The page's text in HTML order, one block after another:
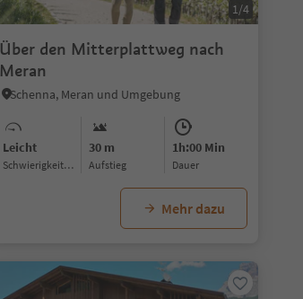
1/4
Über den Mitterplattweg nach
Meran
Schenna, Meran und Umgebung
Leicht
Schwierigkeitsgrad
30 m
Aufstieg
1h:00 Min
Dauer
Mehr dazu